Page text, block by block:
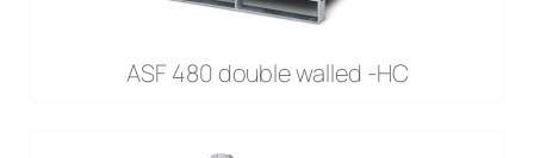
ASF 480 double walled -HC